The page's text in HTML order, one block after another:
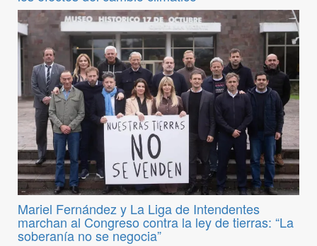
Mariel Fernández y La Liga de Intendentes
marchan al Congreso contra la ley de tierras: “La
soberanía no se negocia”